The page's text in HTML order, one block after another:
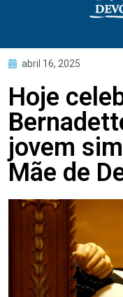
abril 16, 2025
Hoje
jovem
Mãe de